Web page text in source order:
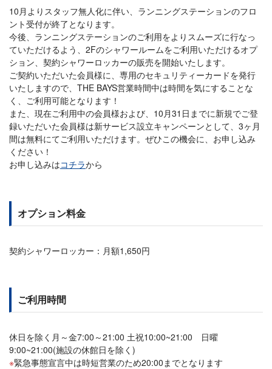
10月よりスタッフ無人化に伴い、ランニングステーションのフロ
ント受付が終了となります。
今後、ランニングステーションのご利用をよりスムーズに行なっ
ていただけるよう、2Fのシャワールームをご利用いただけるオプ
ション、契約シャワーロッカーの販売を開始いたします。
ご契約いただいた会員様に、専用のセキュリティーカードを発行
いたしますので、THE BAYS営業時間中は時間を気にすることな
く、ご利用可能となります！
また、現在ご利用中の会員様および、10月31日までに新規でご登
録いただいた会員様は新サービス設立キャンペーンとして、3ヶ月
間は無料にてご利用いただけます。ぜひこの機会に、お申し込み
ください！
お申し込みはコチラから
オプション料金
契約シャワーロッカー：月額1,650円
ご利用時間
休日を除く月～金7:00～21:00 土祝10:00~21:00 日曜
9:00~21:00(施設の休館日を除く)
緊急事態宣言中は時短営業のため20:00までとなります